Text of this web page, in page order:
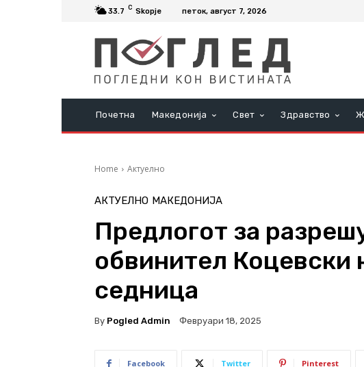
33.7 C Skopje петок, август 7, 2026
Почетна Македонија Свет Здравство
Home Актуелно
АКТУЕЛНО МАКЕДОНИЈА
Предлогот за
обвинител Коцевски
седница
By Pogled Admin Февруари 18, 2025
Facebook Twitter Pinterest